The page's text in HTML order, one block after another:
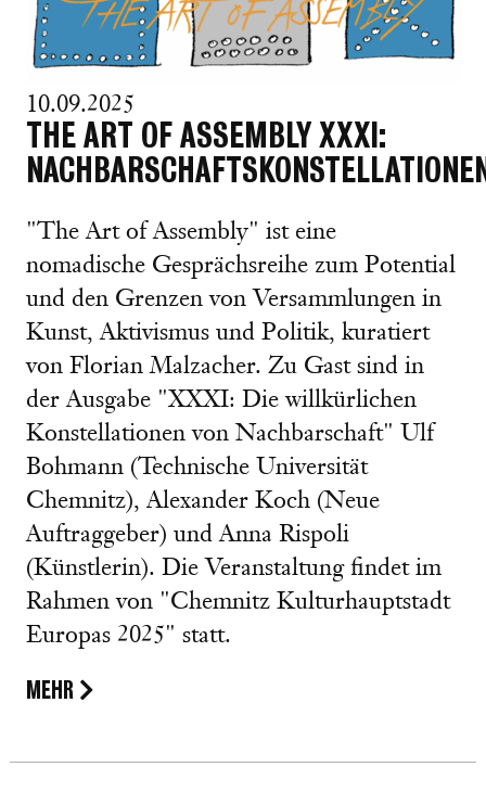
10.09.2025
THE ART OF ASSEMBLY XXXI:
"The Art of Assembly" ist eine
nomadische Gesprächsreihe zum Potential
und den Grenzen von Versammlungen in
Kunst, Aktivismus und Politik, kuratiert
von Florian Malzacher. Zu Gast sind in
der Ausgabe "XXXI: Die willkürlichen
Konstellationen von Nachbarschaft" Ulf
Bohmann (Technische Universität
Chemnitz), Alexander Koch (Neue
Auftraggeber) und Anna Rispoli
(Künstlerin). Die Veranstaltung findet im
Rahmen von "Chemnitz Kulturhauptstadt
Europas 2025" statt.
MEHR